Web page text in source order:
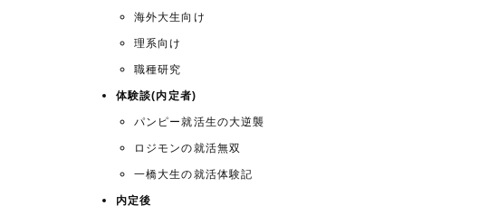
海外大生向け
理系向け
職種研究
体験談(内定者)
パンピー就活生の大逆襲
ロジモンの就活無双
一橋大生の就活体験記
内定後